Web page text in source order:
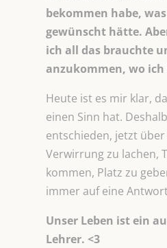
bekommen habe,
gewünscht hätte.
ich all das brauchte
anzukommen, wo
Heute ist es mir klar,
einen Sinn hat.
entschieden, jetzt
Verwirrung zu lachen,
kommen, Platz zu
immer auf eine
Unser Leben ist ein
Lehrer. <3